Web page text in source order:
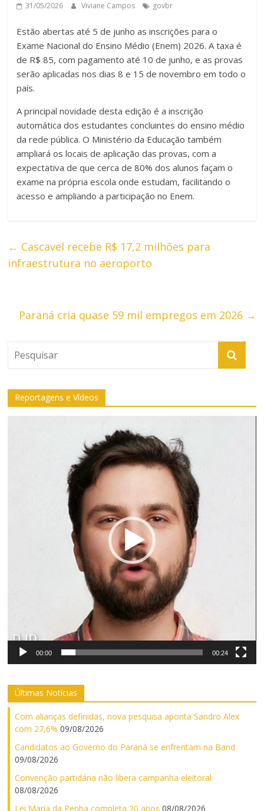
31/05/2026 Viviane Campos govbr
Estão abertas até 5 de junho as inscrições para o
Exame Nacional do Ensino Médio (Enem) 2026. A taxa é
de R$ 85, com pagamento até 10 de junho, e as provas
serão aplicadas nos dias 8 e 15 de novembro em todo o
país.
A principal novidade desta edição é a inscrição
automática dos estudantes concluintes do ensino médio
da rede pública. O Ministério da Educação também
ampliará os locais de aplicação das provas, com a
expectativa de que cerca de 80% dos alunos façam o
exame na própria escola onde estudam, facilitando o
acesso e ampliando a participação no Enem.
← Cascavel recebe R$ 17,2 milhões para
infraestrutura no aeroporto
Paraná cria quase 59 mil empregos em 2026 →
Reportagens e Vídeos
00:00 00:24
Últimas Notícias
Com alianças definidas, nova pesquisa aponta Sandro Alex
com 27,6% 09/08/2026
Candidatos ao Governo do Paraná se enfrentam na Band
09/08/2026
Convenção partidária não libera campanha eleitoral
08/08/2026
Lei Maria da Penha completa 20 anos 08/08/2026